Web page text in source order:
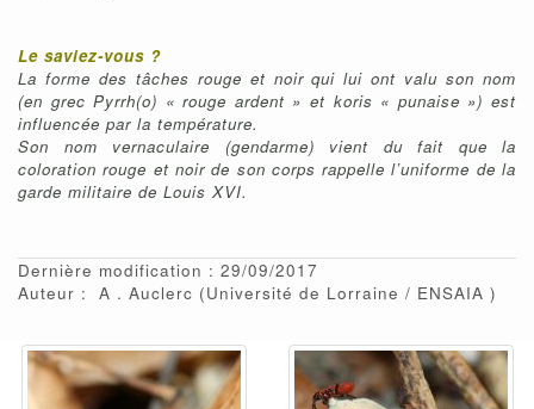
Le saviez-vous ?
La forme des tâches rouge et noir qui lui ont valu son nom
(en grec Pyrrh(o) « rouge ardent » et koris « punaise ») est
influencée par la température.
Son nom vernaculaire (gendarme) vient du fait que la
coloration rouge et noir de son corps rappelle l’uniforme de la
garde militaire de Louis XVI.
Dernière modification : 29/09/2017
Auteur :
A Auclerc (Université de Lorraine / ENSAIA )